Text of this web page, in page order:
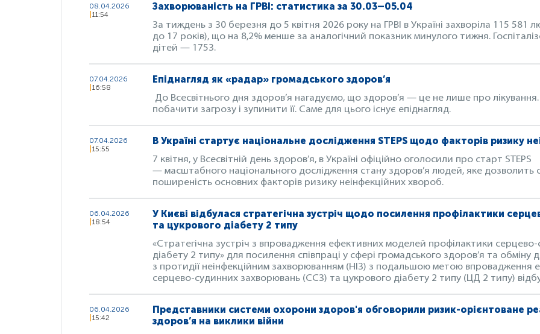
08.04.2026
11:54
Захворюваність на ГРВІ: статистика за 30.03–05.04
За тиждень з 30 березня до 5 квітня 2026 року на ГРВІ в Україні захворіла 115 581
до 17 років), що на 8,2% менше за аналогічний показник минулого тижня.
дітей — 1753.
07.04.2026
16:58
Епіднагляд як «радар» громадського здоров’я
До Всесвітнього дня здоров’я нагадуємо, що здоров’я — це не лише про
побачити загрозу і зупинити її. Саме для цього існує епіднагляд.
07.04.2026
15:55
В Україні стартує національне дослідження STEPS щодо факторів ризику
7 квітня, у Всесвітній день здоров’я, в Україні офіційно оголосили про старт STEPS
— масштабного національного дослідження стану здоров’я людей, яке дозволить
поширеність основних факторів ризику неінфекційних хвороб.
06.04.2026
18:54
У Києві відбулася стратегічна зустріч щодо посилення профілактики
та цукрового діабету 2 типу
«Стратегічна зустріч з впровадження ефективних моделей профілактики
діабету 2 типу» для посилення співпраці у сфері громадського здоров’я та обміну
з протидії неінфекційним захворюванням (НІЗ) з подальшою метою впровадження
серцево-судинних захворювань (ССЗ) та цукрового діабету 2 типу (ЦД 2 типу)
06.04.2026
15:42
Представники системи охорони здоров'я обговорили ризик-орієнтоване
здоров’я на виклики війни